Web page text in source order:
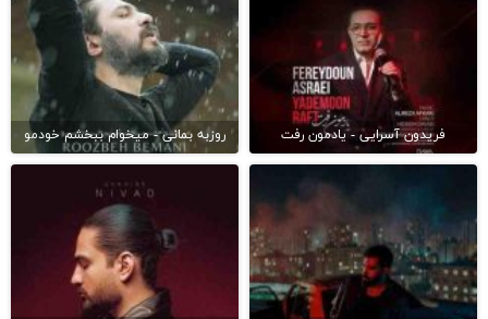
فریدون آسرایی - یادمون رفت روزبه بمانی - میخوام ببخشم خودمو